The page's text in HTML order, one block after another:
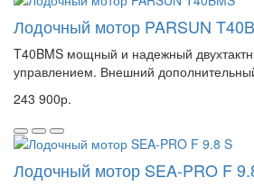
Лодочный мотор PARSUN
T40BMS мощный и надежный
управлением. Внешний
243 900р.
Лодочный мотор SEA-PRO F